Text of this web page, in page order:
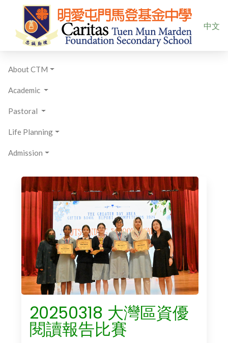
Select
中文
About CTM
Academic
Pastoral
Life Planning
Admission
20250318 大灣區資優
閱讀報告比賽